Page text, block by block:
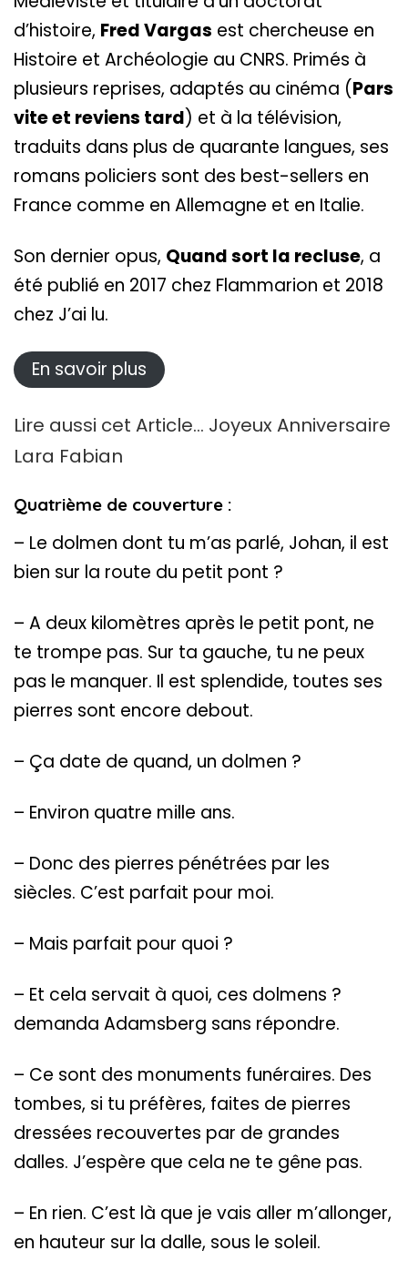
d’histoire, Fred Vargas est chercheuse en
Histoire et Archéologie au CNRS. Primés à
plusieurs reprises, adaptés au cinéma (Pars
vite et reviens tard) et à la télévision,
traduits dans plus de quarante langues, ses
romans policiers sont des best-sellers en
France comme en Allemagne et en Italie.
Son dernier opus, Quand sort la recluse, a
été publié en 2017 chez Flammarion et 2018
chez J’ai lu.
En savoir plus
Lire aussi cet Article… Joyeux Anniversaire
Lara Fabian
Quatrième de couverture :
– Le dolmen dont tu m’as parlé, Johan, il est
bien sur la route du petit pont ?
– A deux kilomètres après le petit pont, ne
te trompe pas. Sur ta gauche, tu ne peux
pas le manquer. Il est splendide, toutes ses
pierres sont encore debout.
– Ça date de quand, un dolmen ?
– Environ quatre mille ans.
– Donc des pierres pénétrées par les
siècles. C’est parfait pour moi.
– Mais parfait pour quoi ?
– Et cela servait à quoi, ces dolmens ?
demanda Adamsberg sans répondre.
– Ce sont des monuments funéraires. Des
tombes, si tu préfères, faites de pierres
dressées recouvertes par de grandes
dalles. J’espère que cela ne te gêne pas.
– En rien. C’est là que je vais aller m’allonger,
en hauteur sur la dalle, sous le soleil.